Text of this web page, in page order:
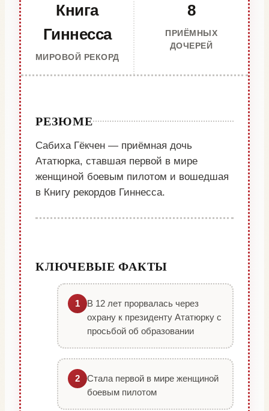
Книга
Гиннесса
МИРОВОЙ РЕКОРД
8
ПРИЁМНЫХ
ДОЧЕРЕЙ
РЕЗЮМЕ
Сабиха Гёкчен — приёмная дочь
Ататюрка, ставшая первой в мире
женщиной боевым пилотом и вошедшая
в Книгу рекордов Гиннесса.
КЛЮЧЕВЫЕ ФАКТЫ
1
В 12 лет прорвалась через
охрану к президенту Ататюрку с
просьбой об образовании
2
Стала первой в мире женщиной
боевым пилотом